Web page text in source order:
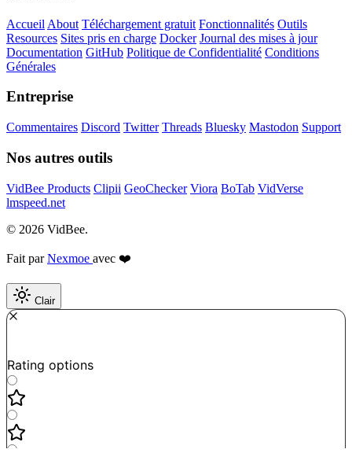
Accueil About Téléchargement gratuit Fonctionnalités Outils
Resources Sites pris en charge Docker Journal des mises à jour
Documentation GitHub Politique de Confidentialité Conditions
Générales
Entreprise
Commentaires Discord Twitter Threads Bluesky Mastodon Support
Nos autres outils
VidBee Products Clipii GeoChecker Viora BoTab VidVerse
lmspeed.net
© 2026 VidBee.
Fait parNexmoe avec ❤️
Clair
Rating options